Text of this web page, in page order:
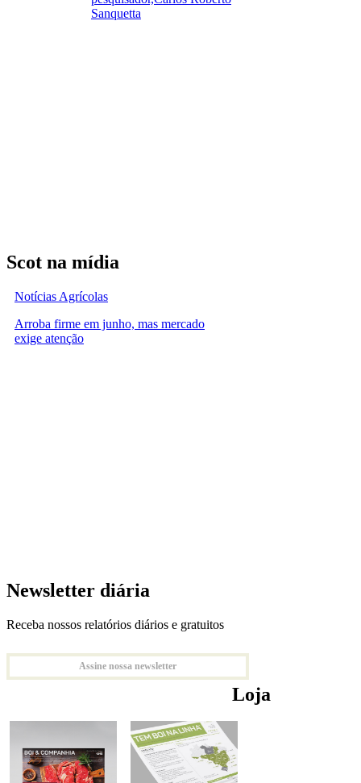
Sanquetta
Scot na mídia
Notícias Agrícolas
Arroba firme em junho, mas mercado
exige atenção
Newsletter diária
Receba nossos relatórios diários e gratuitos
Assine nossa newsletter
Loja